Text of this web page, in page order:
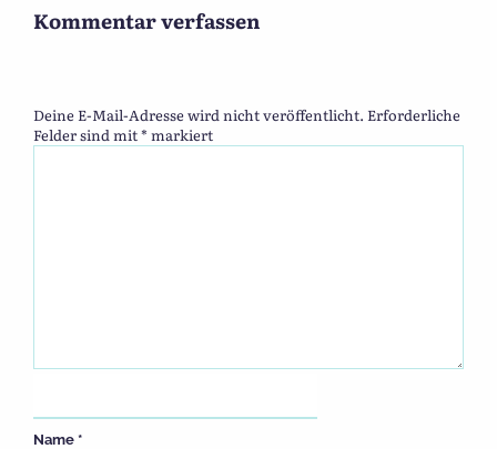
Kommentar verfassen
Deine E-Mail-Adresse wird nicht veröffentlicht. Erforderliche
Felder sind mit* markiert
Name *